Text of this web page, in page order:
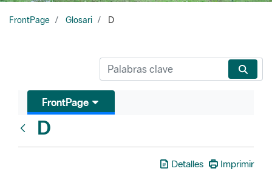
FrontPage Glosari D
FrontPage
D
Detalles Imprimir